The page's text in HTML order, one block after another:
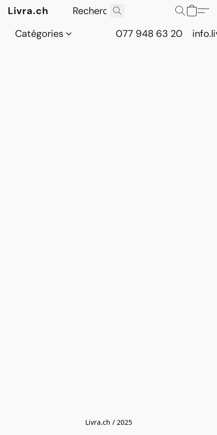
Livra.ch
Catégories
077 948 63 20
Livra.ch / 2025